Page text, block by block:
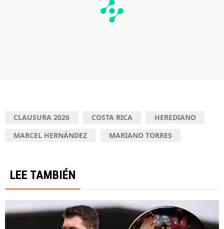
CLAUSURA 2026 COSTA RICA
HEREDIANO
MARCEL HERNÁNDEZ
MARIANO TORRES
LEE TAMBIÉN